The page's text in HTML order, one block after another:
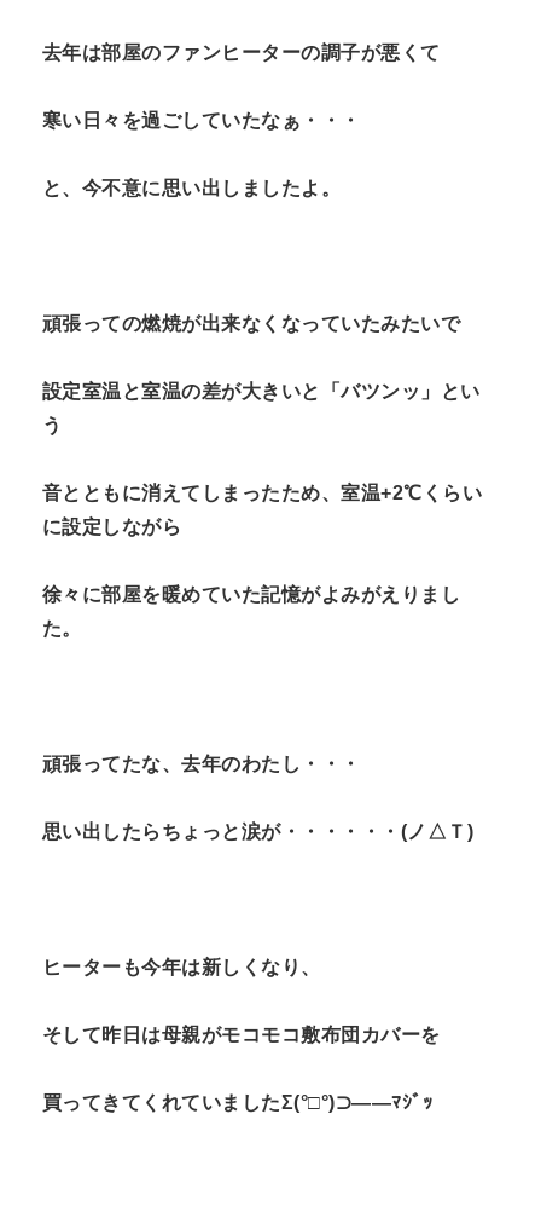
去年は部屋のファンヒーターの調子が悪くて
寒い日々を過ごしていたなぁ・・・
と、今不意に思い出しましたよ。
頑張っての燃焼が出来なくなっていたみたいで
設定室温と室温の差が大きいと「バツンッ」とい
う
音とともに消えてしまったため、室温+2℃くらい
に設定しながら
徐々に部屋を暖めていた記憶がよみがえりまし
た。
頑張ってたな、去年のわたし・・・
思い出したらちょっと涙が・・・・・・(ノ△Ｔ)
ヒーターも今年は新しくなり、
そして昨日は母親がモコモコ敷布団カバーを
買ってきてくれていましたΣ(°□°)⊃——ﾏｼﾞｯ